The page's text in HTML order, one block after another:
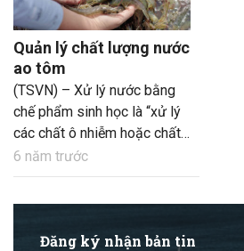
Quản lý chất lượng nước
ao tôm
(TSVN) – Xử lý nước bằng
chế phẩm sinh học là “xử lý
các chất ô nhiễm hoặc chất
thải bằng việc sử dụng các
vi sinh vật (như vi khuẩn) để
bài viết này giới thiệu một
6 năm trước
Đăng ký nhận bản tin